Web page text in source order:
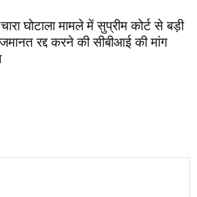
घोटाला मामले में सुप्रीम कोर्ट से बड़ी
रद्द करने की सीबीआई की मांग